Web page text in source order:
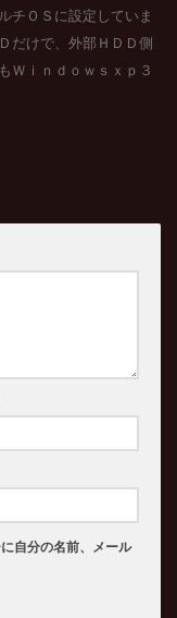
チＯＳに設定していま
だけで、外部ＨＤＤ側
Ｗｉｎｄｏｗｓｘｐ３
自分の名前、メール